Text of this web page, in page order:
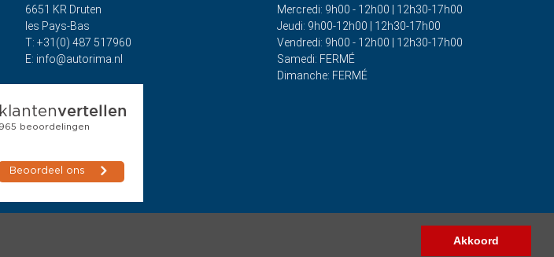
Akkoord
6651 KR Druten
les Pays-Bas
T: +31(0) 487 517960
E: info@autorima.nl
Mercredi: 9h00 - 12h00 | 12h30-17h00
Jeudi: 9h00-12h00 | 12h30-17h00
Vendredi: 9h00 - 12h00 | 12h30-17h00
Samedi: FERMÉ
Dimanche: FERMÉ
Copyright © 2026 - Auto Rima